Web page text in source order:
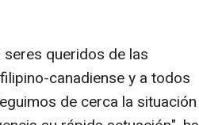
queridos de las
canadiense y a todos
de cerca la situación